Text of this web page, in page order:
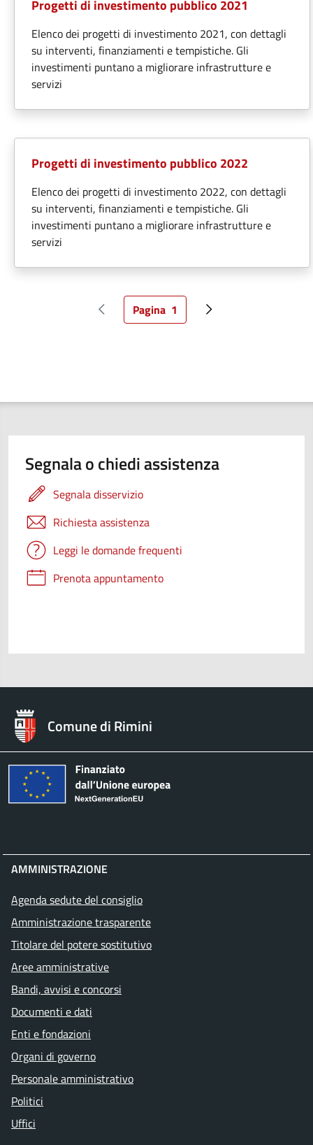
Progetti di investimento pubblico 2021
Elenco dei progetti di investimento 2021, con dettagli
su interventi, finanziamenti e tempistiche. Gli
investimenti puntano a migliorare infrastrutture e
servizi
Progetti di investimento pubblico 2022
Elenco dei progetti di investimento 2022, con dettagli
su interventi, finanziamenti e tempistiche. Gli
investimenti puntano a migliorare infrastrutture e
servizi
Pagina precedente
Pagina attuale
Pagina 1 Pagina successiva
Segnala o chiedi assistenza
Segnala disservizio
Richiesta assistenza
Leggi le domande frequenti
Prenota appuntamento
Comune di Rimini
AMMINISTRAZIONE
Agenda sedute del consiglio
Amministrazione trasparente
Titolare del potere sostitutivo
Aree amministrative
Bandi, avvisi e concorsi
Documenti e dati
Enti e fondazioni
Organi di governo
Personale amministrativo
Politici
Uffici